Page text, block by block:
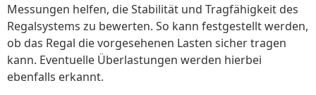
Messungen helfen, die Stabilität und Tragfähigkeit des
Regalsystems zu bewerten. So kann festgestellt werden,
ob das Regal die vorgesehenen Lasten sicher tragen
kann. Eventuelle Überlastungen werden hierbei
ebenfalls erkannt.